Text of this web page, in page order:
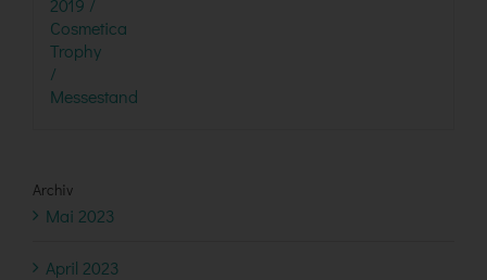
Archiv
Mai 2023
April 2023